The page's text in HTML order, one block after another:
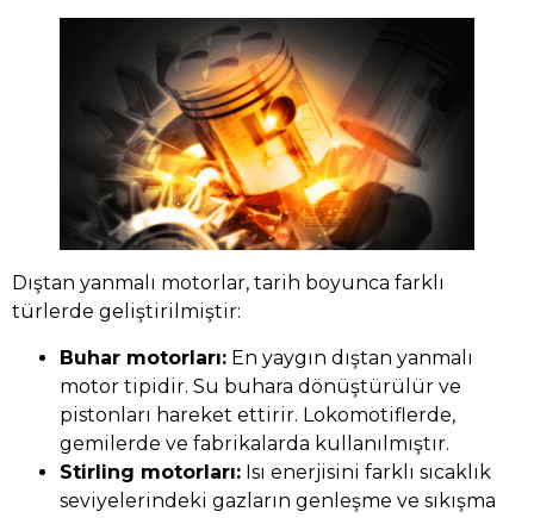
Dıştan yanmalı motorlar, tarih boyunca farklı
türlerde geliştirilmiştir:
Buhar motorları: En yaygın dıştan yanmalı
motor tipidir. Su buhara dönüştürülür ve
pistonları hareket ettirir. Lokomotiflerde,
gemilerde ve fabrikalarda kullanılmıştır.
Stirling motorları: Isı enerjisini farklı sıcaklık
seviyelerindeki gazların genleşme ve sıkışma